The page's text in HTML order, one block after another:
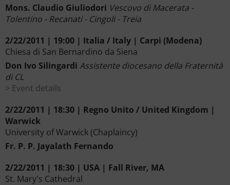
Mons. Claudio Giuliodori Vescovo di Macerata -
Tolentino - Recanati - Cingoli - Treia
2/22/2011 | 19:00 | Italia / Italy | Carpi (Modena)
Chiesa di San Bernardino da Siena
Don Ivo Silingardi Assistente diocesano della Fraternità
di CL
Event details
2/22/2011 | 18:30 | Regno Unito / United Kingdom |
Warwick
University of Warwick (Chaplaincy)
Fr. P. P. Jayalath Fernando
2/22/2011 | 18:30 | USA | Fall River, MA
St. Mary's Cathedral